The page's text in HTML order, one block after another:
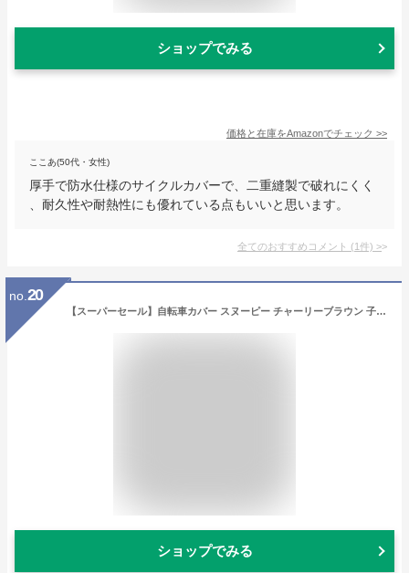
ショップでみる
価格と在庫をAmazonでチェック >>
ここあ(50代・女性)
厚手で防水仕様のサイクルカバーで、二重縫製で破れにくく
、耐久性や耐熱性にも優れている点もいいと思います。
全てのおすすめコメント (1件) >
no. 20
【スーパーセール】自転車カバー スヌーピー チャーリーブラウン 子供乗せ 厚手 防水 丈夫 ハイバッグ 撥水 サイクルカバー レインカバー ママチャリ 紫外線 飛ばない バイク 原付 軽量 電動自転車 かけやすい 簡単 20インチ 24インチ 電動自転車カバー 子供乗せ SNOOPY
ショップでみる